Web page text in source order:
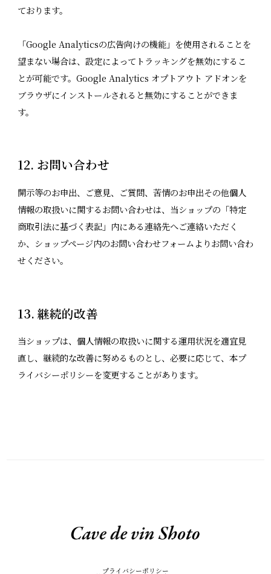
ております。
「Google Analyticsの広告向けの機能」を使用されることを
望まない場合は、設定によってトラッキングを無効にするこ
とが可能です。Google Analytics オプトアウト アドオンを
ブラウザにインストールされると無効にすることができま
す。
12. お問い合わせ
開示等のお申出、ご意見、ご質問、苦情のお申出その他個人
情報の取扱いに関するお問い合わせは、当ショップの「特定
商取引法に基づく表記」内にある連絡先へご連絡いただく
か、ショップページ内のお問い合わせフォームよりお問い合わ
せください。
13. 継続的改善
当ショップは、個人情報の取扱いに関する運用状況を適宜見
直し、継続的な改善に努めるものとし、必要に応じて、本プ
ライバシーポリシーを変更することがあります。
プライバシーポリシー